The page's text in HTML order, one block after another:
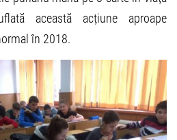
această acțiune aproape
în 2018.